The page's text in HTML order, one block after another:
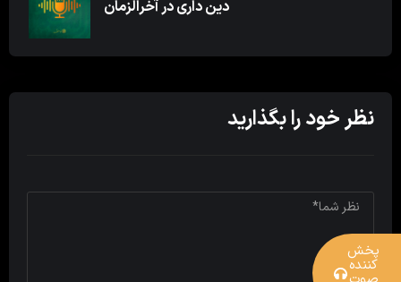
دین داری در آخرالزمان
نظر خود را بگذارید
پخش
کننده